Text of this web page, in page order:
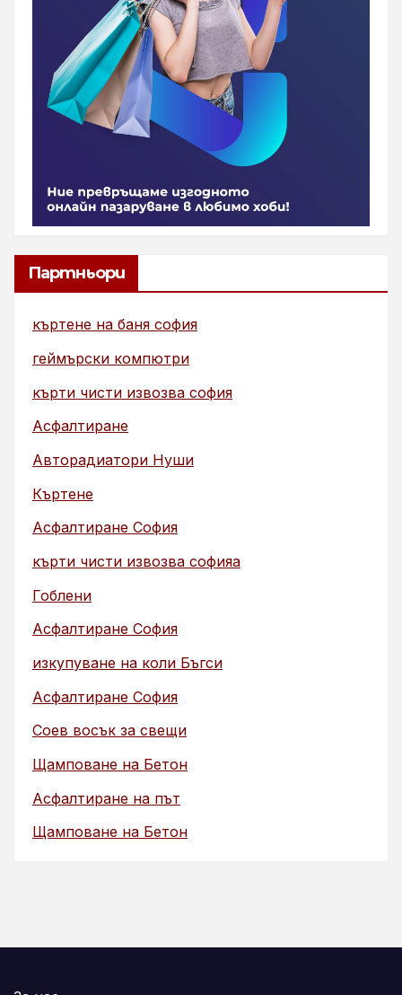
Партньори
къртене на баня софия
геймърски компютри
кърти чисти извозва софия
Асфалтиране
Авторадиатори Нуши
Къртене
Асфалтиране София
кърти чисти извозва софияа
Гоблени
Асфалтиране София
изкупуване на коли Бъгси
Асфалтиране София
Соев восък за свещи
Щамповане на Бетон
Асфалтиране на път
Щамповане на Бетон